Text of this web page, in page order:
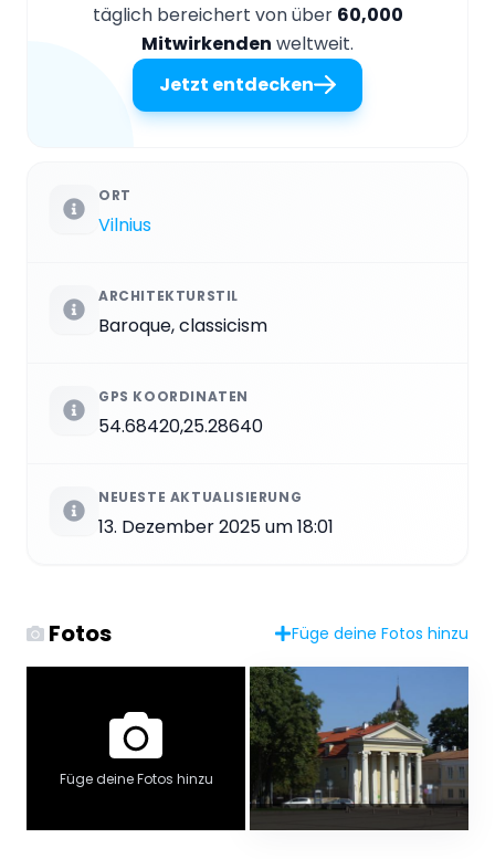
täglich bereichert von über 60,000
Mitwirkenden weltweit.
Jetzt entdecken
ORT
Vilnius
ARCHITEKTURSTIL
Baroque, classicism
GPS KOORDINATEN
54.68420,25.28640
NEUESTE AKTUALISIERUNG
13. Dezember 2025 um 18:01
Fotos Füge deine Fotos hinzu
Füge deine Fotos hinzu